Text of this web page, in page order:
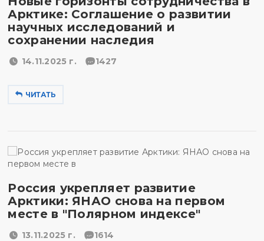
Арктике: Соглашение о развитии
научных исследований и
сохранении наследия
14.11.2025 г. 1427
ЧИТАТЬ
Россия укрепляет развитие
Арктики: ЯНАО снова на первом
месте в "Полярном индексе"
13.11.2025 г. 1614